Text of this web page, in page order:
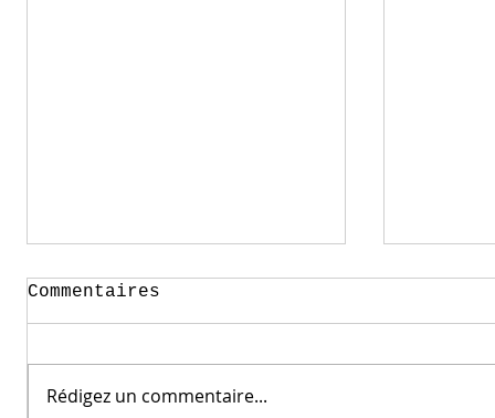
Commentaires
Rédigez un commentaire...